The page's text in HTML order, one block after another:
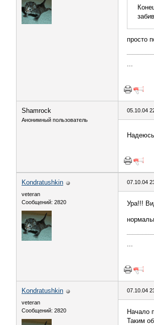
просто
...
Shamrock
Анонимный пользователь
05.10.04
Kondratushkin
veteran
Сообщений: 2820
07.10.04
Ура!!!
...
Kondratushkin
veteran
Сообщений: 2820
07.10.04
Начало
Таким